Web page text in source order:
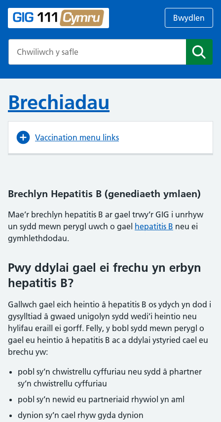
Bwydlen
Brechiadau
Vaccination menu links
Brechlyn Hepatitis B (genediaeth ymlaen)
Mae’r brechlyn hepatitis B ar gael trwy’r GIG i unrhyw
un sydd mewn perygl uwch o gael hepatitis B neu ei
gymhlethdodau.
Pwy ddylai gael ei frechu yn erbyn
hepatitis B?
Gallwch gael eich heintio â hepatitis B os ydych yn dod i
gysylltiad â gwaed unigolyn sydd wedi’i heintio neu
hylifau eraill ei gorff. Felly, y bobl sydd mewn perygl o
gael eu heintio â hepatitis B ac a ddylai ystyried cael eu
brechu yw:
pobl sy’n chwistrellu cyffuriau neu sydd â phartner
sy’n chwistrellu cyffuriau
pobl sy’n newid eu partneriaid rhywiol yn aml
dynion sy’n cael rhyw gyda dynion